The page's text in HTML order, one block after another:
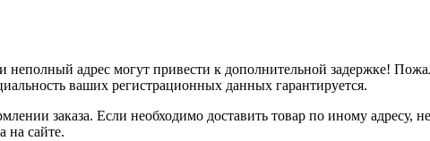
адрес могут привести к дополнительной задержке!
ваших регистрационных данных гарантируется.
заказа. Если необходимо доставить товар по иному адресу,
на сайте.